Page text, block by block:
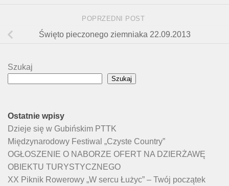
POPRZEDNI POST
Święto pieczonego ziemniaka 22.09.2013
Szukaj
Szukaj
Ostatnie wpisy
Dzieje się w Gubińskim PTTK
Międzynarodowy Festiwal „Czyste Country”
OGŁOSZENIE O NABORZE OFERT NA DZIERŻAWĘ
OBIEKTU TURYSTYCZNEGO
XX Piknik Rowerowy „W sercu Łużyc” – Twój początek